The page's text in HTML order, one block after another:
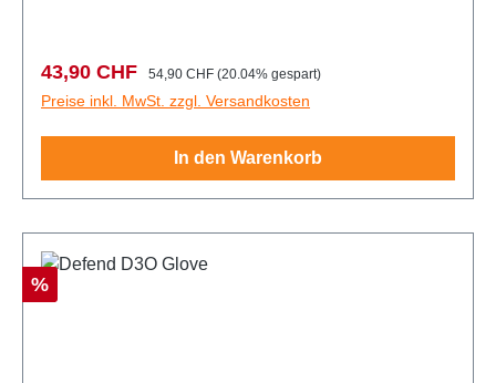
Verkaufspreis:
43,90 CHF Regulärer Preis:
54,90 CHF (20.04% gespart)
Preise inkl. MwSt. zzgl. Versandkosten
In den Warenkorb
Rabatt
%